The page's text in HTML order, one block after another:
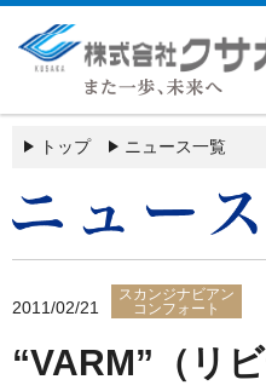
トップ ニュース一覧
2011/02/21
スカンジナビアン
コンフォート
“VARM”（リ